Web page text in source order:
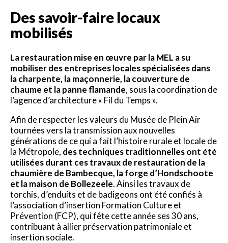
Des savoir-faire locaux
mobilisés
La restauration mise en œuvre par la MEL a su
mobiliser des entreprises locales spécialisées dans
la charpente, la maçonnerie, la couverture de
chaume et la panne flamande, sous la coordination de
l’agence d’architecture « Fil du Temps ».
Afin de respecter les valeurs du Musée de Plein Air
tournées vers la transmission aux nouvelles
générations de ce qui a fait l’histoire rurale et locale de
la Métropole, des techniques traditionnelles ont été
utilisées durant ces travaux de restauration de la
chaumière de Bambecque, la forge d’Hondschoote
et la maison de Bollezeele. Ainsi les travaux de
torchis, d’enduits et de badigeons ont été confiés à
l’association d’insertion Formation Culture et
Prévention (FCP), qui fête cette année ses 30 ans,
contribuant à allier préservation patrimoniale et
insertion sociale.